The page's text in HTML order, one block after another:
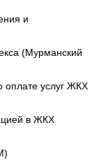
и
(Мурманский
оплате услуг ЖКХ
в ЖКХ